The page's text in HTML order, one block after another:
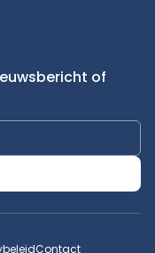
of
Contact